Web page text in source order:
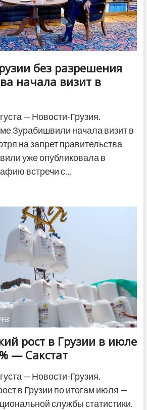
без разрешения
начала визит в
— Новости-Грузия.
Зурабишвили начала визит в
на запрет правительства
уже опубликовала в
встречи с…
рост в Грузии в июле
— Сакстат
— Новости-Грузия.
в Грузии по итогам июля —
службы статистики.